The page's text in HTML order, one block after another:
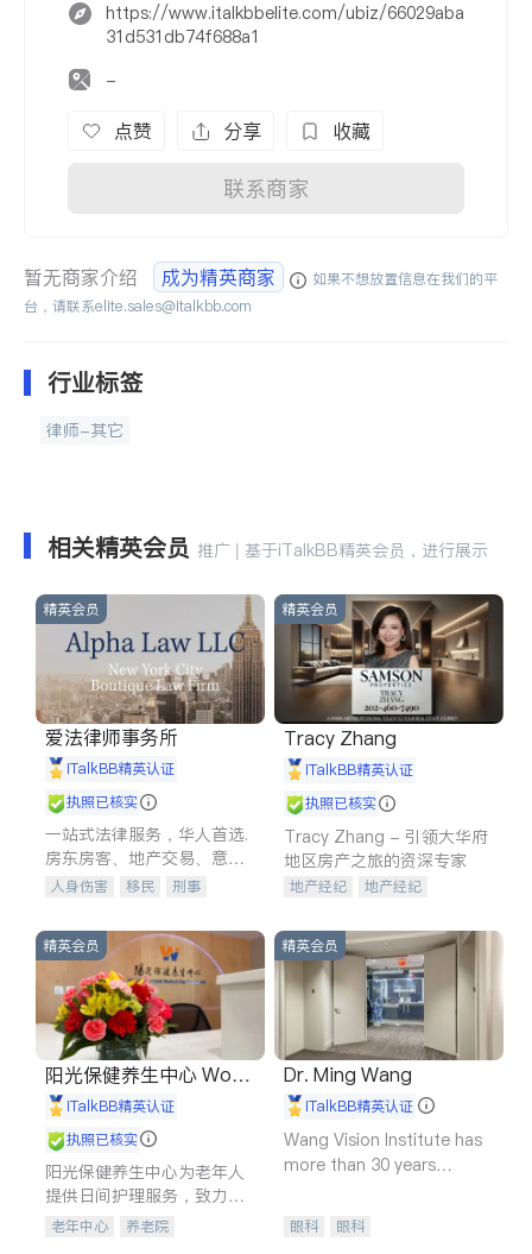
https://www.italkbbelite.com/ubiz/66029aba
31d531db74f688a1
-
点赞 分享 收藏
联系商家
暂无商家介绍 成为精英商家
如果不想放置信息在我们的平
台，请联系elite.sales@italkbb.com
行业标签
律师-其它
相关精英会员 推广 | 基于iTalkBB精英会员，进行展示
精英会员
爱法律师事务所
iTalkBB精英认证
执照已核实
一站式法律服务，华人首选.
房东房客、地产交易、意外
伤害、车祸重伤、商业诉
建筑合同、刑事案件全包办
人身伤害 移民
刑事
信托/遗嘱
商业
商标注册
律师-其它 保释
精英会员
Tracy Zhang
iTalkBB精英认证
执照已核实
Tracy Zhang - 引领大华府
地区房产之旅的资深专家
地产经纪
地产经纪
商铺租售
开发商建商
精英会员
阳光保健养生中心 World
shine
iTalkBB精英认证
执照已核实
阳光保健养生中心为老年人
提供日间护理服务，致力于
通过持续的护理创新来有效
老年中心 养老院
精英会员
Dr. Ming Wang
iTalkBB精英认证
Wang Vision Institute has
more than 30 years
眼科 眼科